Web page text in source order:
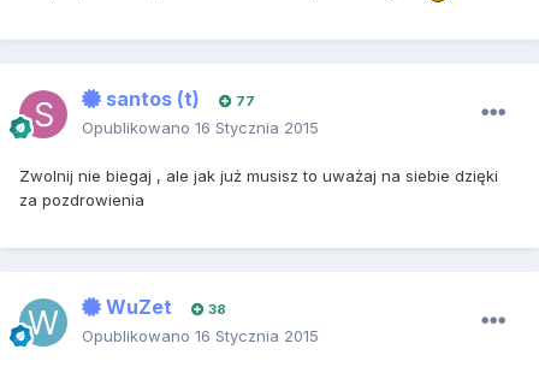
santos (t) 77
Opublikowano 16 Stycznia 2015
Zwolnij nie biegaj , ale jak już musisz to uważaj na siebie dzięki
za pozdrowienia
WuZet 38
Opublikowano 16 Stycznia 2015